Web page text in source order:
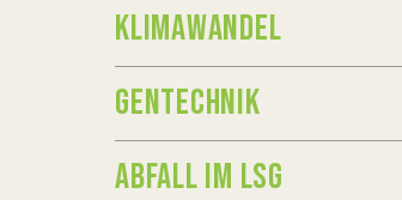
KLIMAWANDEL
GENTECHNIK
ABFALL IM LSG